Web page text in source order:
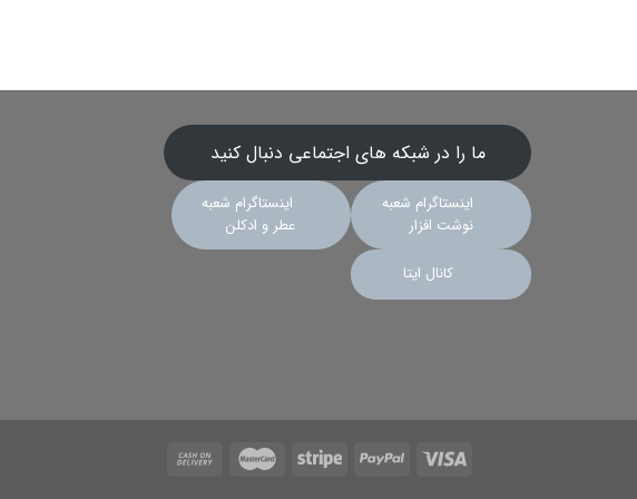
ما را در شبکه های اجتماعی دنبال کنید
اینستاگرام شعبه
نوشت افزار
اینستاگرام شعبه
عطر و ادکلن
کانال ایتا